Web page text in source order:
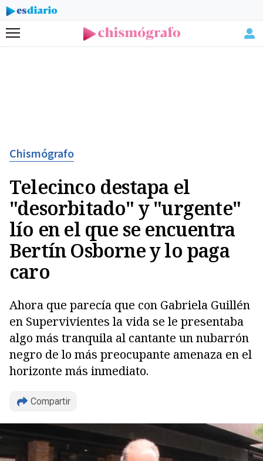
Menú
Chismógrafo
Telecinco destapa el
"desorbitado" y "urgente"
lío en el que se encuentra
Bertín Osborne y lo paga
caro
Ahora que parecía que con Gabriela Guillén
en Supervivientes la vida se le presentaba
algo más tranquila al cantante un nubarrón
negro de lo más preocupante amenaza en el
horizonte más inmediato.
Compartir
Copiar